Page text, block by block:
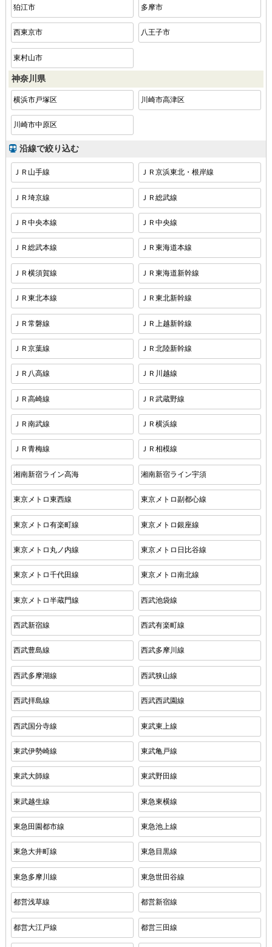
狛江市 多摩市
西東京市 八王子市
東村山市
神奈川県
横浜市戸塚区 川崎市高津区
川崎市中原区
沿線で絞り込む
ＪＲ山手線 ＪＲ京浜東北・根岸線
ＪＲ埼京線 ＪＲ総武線
ＪＲ中央本線 ＪＲ中央線
ＪＲ総武本線 ＪＲ東海道本線
ＪＲ横須賀線 ＪＲ東海道新幹線
ＪＲ東北本線 ＪＲ東北新幹線
ＪＲ常磐線 ＪＲ上越新幹線
ＪＲ京葉線 ＪＲ北陸新幹線
ＪＲ八高線 ＪＲ川越線
ＪＲ高崎線 ＪＲ武蔵野線
ＪＲ南武線 ＪＲ横浜線
ＪＲ青梅線 ＪＲ相模線
湘南新宿ライン高海 湘南新宿ライン宇須
東京メトロ東西線 東京メトロ副都心線
東京メトロ有楽町線 東京メトロ銀座線
東京メトロ丸ノ内線 東京メトロ日比谷線
東京メトロ千代田線 東京メトロ南北線
東京メトロ半蔵門線 西武池袋線
西武新宿線 西武有楽町線
西武豊島線 西武多摩川線
西武多摩湖線 西武狭山線
西武拝島線 西武西武園線
西武国分寺線 東武東上線
東武伊勢崎線 東武亀戸線
東武大師線 東武野田線
東武越生線 東急東横線
東急田園都市線 東急池上線
東急大井町線 東急目黒線
東急多摩川線 東急世田谷線
都営浅草線 都営新宿線
都営大江戸線 都営三田線